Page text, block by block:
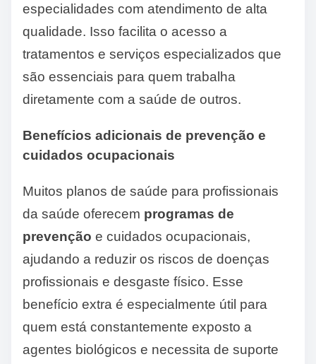
especialidades com atendimento de alta
qualidade. Isso facilita o acesso a
tratamentos e serviços especializados que
são essenciais para quem trabalha
diretamente com a saúde de outros.
Benefícios adicionais de prevenção e
cuidados ocupacionais
Muitos planos de saúde para profissionais
da saúde oferecem programas de
prevenção e cuidados ocupacionais,
ajudando a reduzir os riscos de doenças
profissionais e desgaste físico. Esse
benefício extra é especialmente útil para
quem está constantemente exposto a
agentes biológicos e necessita de suporte